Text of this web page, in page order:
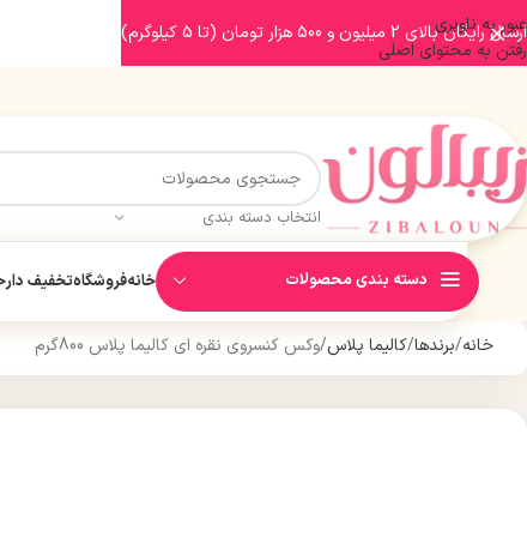
عبور به ناوبری
رفتن به محتوای اصلی
انتخاب دسته بندی
دسته بندی محصولات خانهفروشگاهتخفیف دار
خانه برندها کالیما پلاس وکس کنسروی نقره ای کالیما پلاس 800گرم
ارسال رایگان بالای 2 میلیون و 500 هزار تومان (تا 5 کیلوگرم)